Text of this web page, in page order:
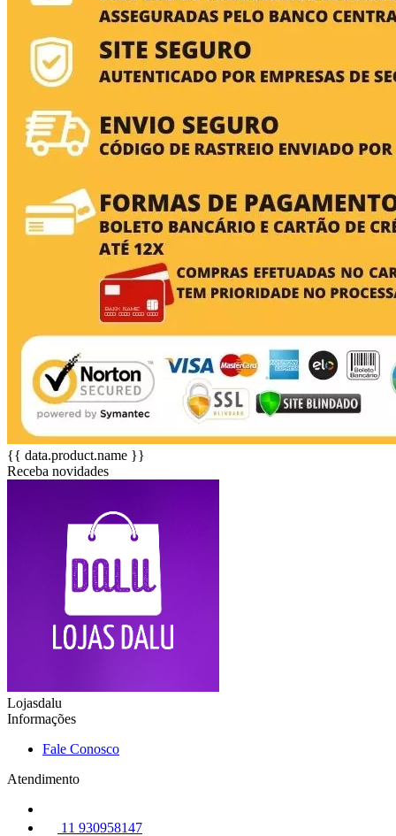
{{ data.product.name }}
Receba novidades
Lojasdalu
Informações
Fale Conosco
Atendimento
11 930958147